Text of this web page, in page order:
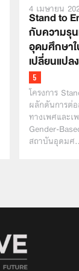
4 เมษายน
Stand to
กับความรุ
อุดมศึกษาใ
เปลี่ยนแปล
โครงการ
ผลักดันการต่
ทางเพศและเ
Gender-
สถาบันอุดม